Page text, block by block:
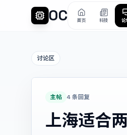
OC 首页 科技 论
讨论区
主帖 4 条回复
上海适合